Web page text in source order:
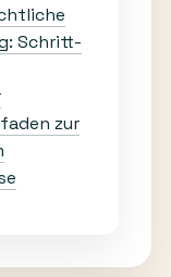
Schritt-
zur